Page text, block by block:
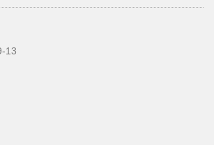
13